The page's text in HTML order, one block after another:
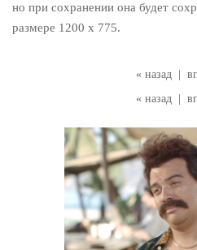
« назад
« назад
но при сохранении она будет
размере 1200 x 775.